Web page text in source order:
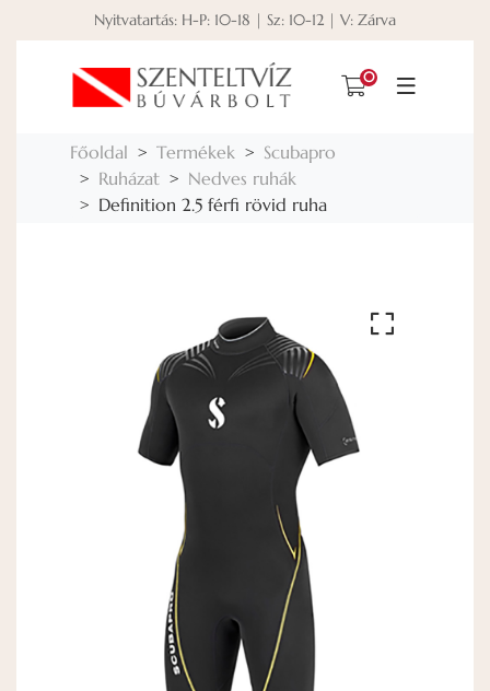
Nyitvatartás: H-P: 10-18 | Sz: 10-12 | V: Zárva
0
Főoldal Termékek
Scubapro
Ruházat
Nedves ruhák
Definition 2.5 férfi rövid ruha